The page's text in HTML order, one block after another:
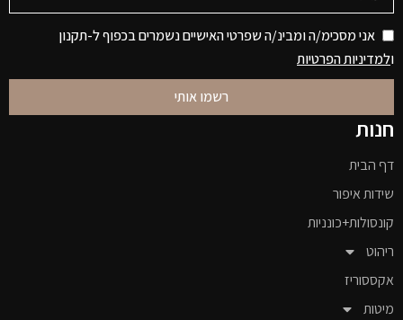
אני מסכימ/ה ומבינ/ה שפרטי האישיים נשמרים בכפוף ל-תקנון
ולמדיניות הפרטיות
רשמו אותי
חנות
דף הבית
שידות איפור
קונסולות+כונניות
ריהוט
אקססוריז
מיטות